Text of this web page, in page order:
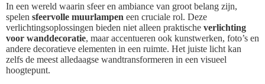
In een wereld waarin sfeer en ambiance van groot belang zijn,
spelen sfeervolle muurlampen een cruciale rol. Deze
verlichtingsoplossingen bieden niet alleen praktische verlichting
voor wanddecoratie, maar accentueren ook kunstwerken, foto’s en
andere decoratieve elementen in een ruimte. Het juiste licht kan
zelfs de meest alledaagse wandtransformeren in een visueel
hoogtepunt.